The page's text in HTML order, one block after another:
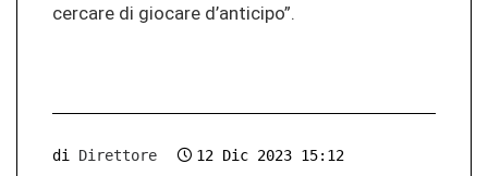
cercare di giocare d’anticipo”.
di Direttore 12 Dic 2023 15:12